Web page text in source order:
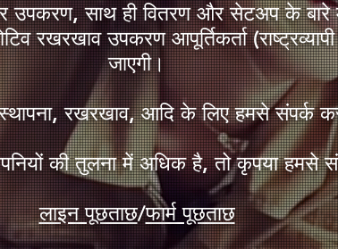
उपकरण, साथ ही वितरण और सेटअप के
रखरखाव उपकरण आपूर्तिकर्ता (राष्ट्रव्यापी
जाएगी।
स्थापना, रखरखाव, आदि के लिए हमसे
की तुलना में अधिक है, तो कृपया हमसे
लाइन पूछताछ/फार्म पूछताछ